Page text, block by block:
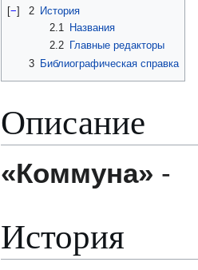
[−] 2
История
2.1
Названия
2.2 Главные редакторы
3 Библиографическая справка
Описание
«Коммуна» -
История